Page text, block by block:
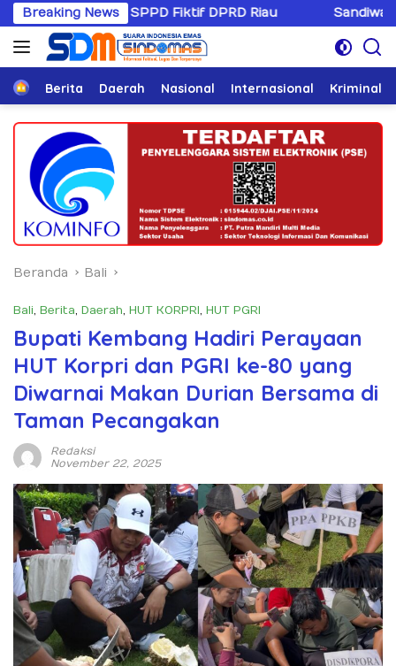
Langsung
ke
konten
Breaking News
SPPD Fiktif DPRD Riau Sandiwaranya Rekonsiliasi
HomeBerita Daerah Nasional Internasional Kriminal
Beranda Bali
Bali, Berita, Daerah, HUT KORPRI, HUT PGRI
Bupati Kembang Hadiri Perayaan
HUT Korpri dan PGRI ke-80 yang
Diwarnai Makan Durian Bersama di
Taman Pecangakan
Redaksi
November 22, 2025